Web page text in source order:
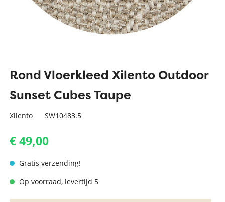
Rond Vloerkleed Xilento Outdoor
Sunset Cubes Taupe
Xilento SW10483.5
€ 49,00
Gratis verzending!
Op voorraad, levertijd 5